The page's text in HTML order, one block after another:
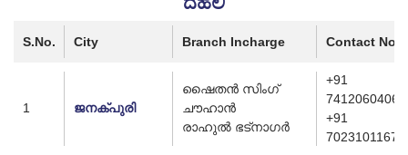
S.No. City Branch Incharge Contact No.
1 ജനക്പുരി
ഷൈതൻ സിംഗ്
ചൗഹാൻ
രാഹുൽ ഭട്‌നാഗർ
+91
7412060406
+91
7023101167